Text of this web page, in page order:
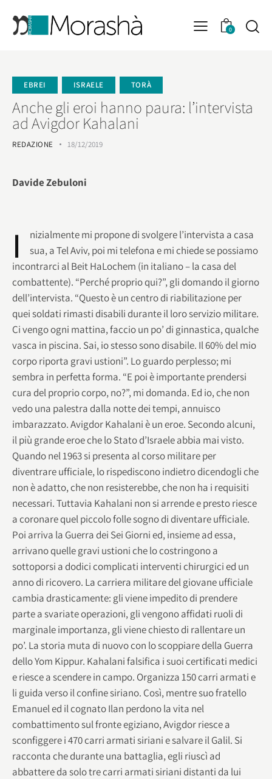
0
EBREI ISRAELE TORÀ
Anche gli eroi hanno paura: l’intervista
ad Avigdor Kahalani
REDAZIONE 18/12/2019
Davide Zebuloni
I
nizialmente mi propone di svolgere l’intervista a casa
sua, a Tel Aviv, poi mi telefona e mi chiede se possiamo
incontrarci al Beit HaLochem (in italiano – la casa del
combattente). “Perché proprio qui?”, gli domando il giorno
dell’intervista. “Questo è un centro di riabilitazione per
quei soldati rimasti disabili durante il loro servizio militare.
Ci vengo ogni mattina, faccio un po’ di ginnastica, qualche
vasca in piscina. Sai, io stesso sono disabile. Il 60% del mio
corpo riporta gravi ustioni”. Lo guardo perplesso; mi
sembra in perfetta forma. “E poi è importante prendersi
cura del proprio corpo, no?”, mi domanda. Ed io, che non
vedo una palestra dalla notte dei tempi, annuisco
imbarazzato. Avigdor Kahalani è un eroe. Secondo alcuni,
il più grande eroe che lo Stato d’Israele abbia mai visto.
Quando nel 1963 si presenta al corso militare per
diventrare ufficiale, lo rispediscono indietro dicendogli che
non è adatto, che non resisterebbe, che non ha i requisiti
necessari. Tuttavia Kahalani non si arrende e presto riesce
a coronare quel piccolo folle sogno di diventare ufficiale.
Poi arriva la Guerra dei Sei Giorni ed, insieme ad essa,
arrivano quelle gravi ustioni che lo costringono a
sottoporsi a dodici complicati interventi chirurgici ed un
anno di ricovero. La carriera militare del giovane ufficiale
cambia drasticamente: gli viene impedito di prendere
parte a svariate operazioni, gli vengono affidati ruoli di
marginale importanza, gli viene chiesto di rallentare un
po’. La storia muta di nuovo con lo scoppiare della Guerra
dello Yom Kippur. Kahalani falsifica i suoi certificati medici
e riesce a scendere in campo. Organizza 150 carri armati e
li guida verso il confine siriano. Così, mentre suo fratello
Emanuel ed il cognato Ilan perdono la vita nel
combattimento sul fronte egiziano, Avigdor riesce a
sconfiggere i 470 carri armati siriani e salvare il Galil. Si
racconta che durante una battaglia, egli riuscì ad
abbattere da solo tre carri armati siriani distanti da lui